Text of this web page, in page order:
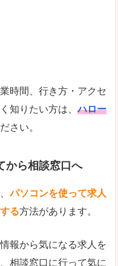
時間、行き方・アクセ
知りたい方は、ハロー
さい。
から相談窓口へ
パソコンを使って求人
る方法があります。
報から気になる求人を
相談窓口に行って気に